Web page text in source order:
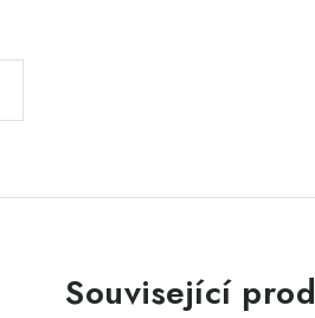
Související